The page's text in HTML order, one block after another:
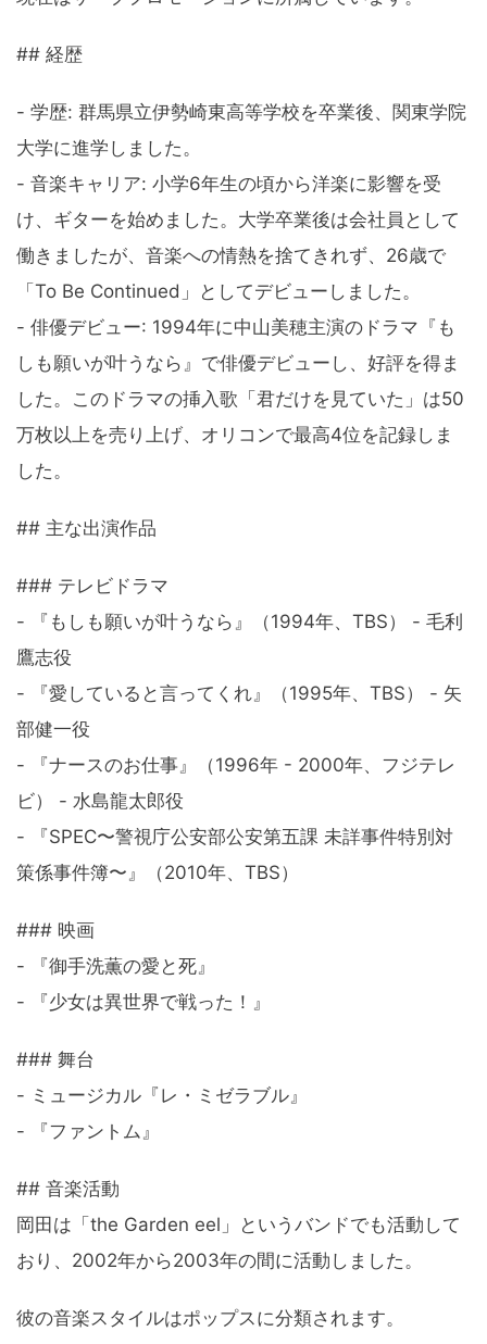
## 経歴
- 学歴: 群馬県立伊勢崎東高等学校を卒業後、関東学院
大学に進学しました。
- 音楽キャリア: 小学6年生の頃から洋楽に影響を受
け、ギターを始めました。大学卒業後は会社員として
働きましたが、音楽への情熱を捨てきれず、26歳で
「To Be Continued」としてデビューしました。
- 俳優デビュー: 1994年に中山美穂主演のドラマ『も
しも願いが叶うなら』で俳優デビューし、好評を得ま
した。このドラマの挿入歌「君だけを見ていた」は50
万枚以上を売り上げ、オリコンで最高4位を記録しま
した。
## 主な出演作品
### テレビドラマ
- 『もしも願いが叶うなら』（1994年、TBS） - 毛利
鷹志役
- 『愛していると言ってくれ』（1995年、TBS） - 矢
部健一役
- 『ナースのお仕事』（1996年 - 2000年、フジテレ
ビ） - 水島龍太郎役
- 『SPEC〜警視庁公安部公安第五課 未詳事件特別対
策係事件簿〜』（2010年、TBS）
### 映画
- 『御手洗薫の愛と死』
- 『少女は異世界で戦った！』
### 舞台
- ミュージカル『レ・ミゼラブル』
- 『ファントム』
## 音楽活動
岡田は「the Garden eel」というバンドでも活動して
おり、2002年から2003年の間に活動しました。
彼の音楽スタイルはポップスに分類されます。